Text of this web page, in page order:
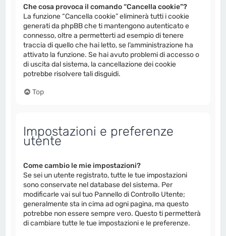
Che cosa provoca il comando “Cancella cookie”?
La funzione “Cancella cookie” eliminerà tutti i cookie
generati da phpBB che ti mantengono autenticato e
connesso, oltre a permetterti ad esempio di tenere
traccia di quello che hai letto, se l’amministrazione ha
attivato la funzione. Se hai avuto problemi di accesso o
di uscita dal sistema, la cancellazione dei cookie
potrebbe risolvere tali disguidi.
Top
Impostazioni e preferenze
utente
Come cambio le mie impostazioni?
Se sei un utente registrato, tutte le tue impostazioni
sono conservate nel database del sistema. Per
modificarle vai sul tuo Pannello di Controllo Utente;
generalmente sta in cima ad ogni pagina, ma questo
potrebbe non essere sempre vero. Questo ti permetterà
di cambiare tutte le tue impostazioni e le preferenze.